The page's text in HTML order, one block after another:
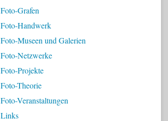
Foto-Grafen
Foto-Handwerk
Foto-Museen und Galerien
Foto-Netzwerke
Foto-Projekte
Foto-Theorie
Foto-Veranstaltungen
Links